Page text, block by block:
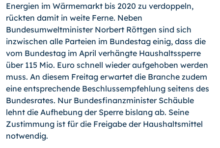
Energien im Wärmemarkt bis 2020 zu verdoppeln,
rückten damit in weite Ferne. Neben
Bundesumweltminister Norbert Röttgen sind sich
inzwischen alle Parteien im Bundestag einig, dass die
vom Bundestag im April verhängte Haushaltssperre
über 115 Mio. Euro schnell wieder aufgehoben werden
muss. An diesem Freitag erwartet die Branche zudem
eine entsprechende Beschlussempfehlung seitens des
Bundesrates. Nur Bundesfinanzminister Schäuble
lehnt die Aufhebung der Sperre bislang ab. Seine
Zustimmung ist für die Freigabe der Haushaltsmittel
notwendig.